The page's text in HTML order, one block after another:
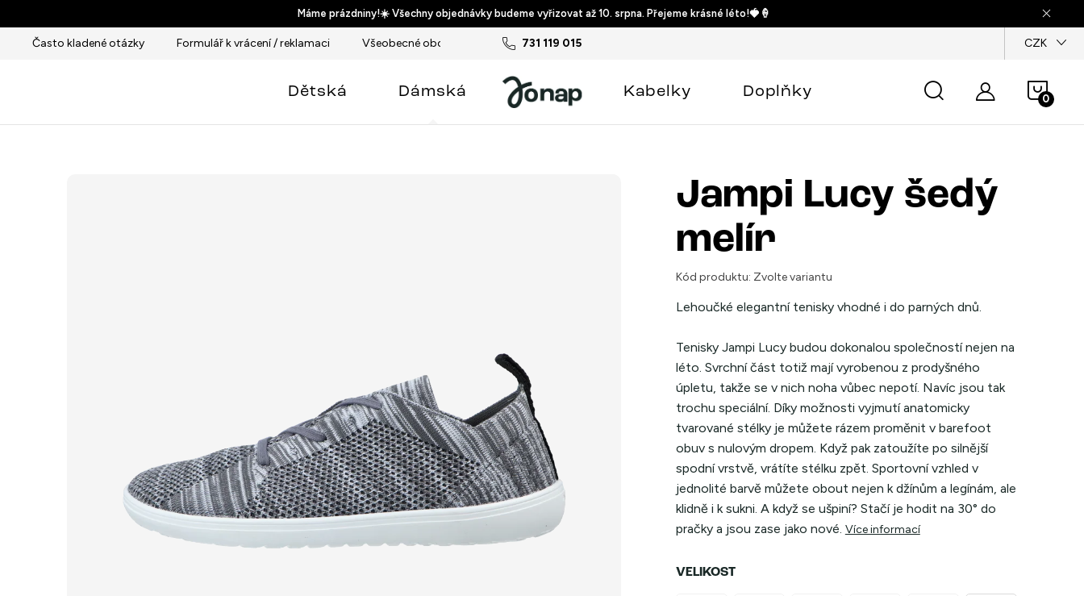
na
obsah
Máme prázdniny!☀️ Všechny objednávky budeme vyřizovat až 10. srpna. Přejeme krásné léto!🍓🍦
731 119 015
Často kladené otázky Formulář k vrácení / reklamaci Všeobecné obchodní podmínky Podmínky ochrany osobních údajů CZK
košík
Dětská Dámská Kabelky Doplňky
Jampi Lucy šedý
melír
Kód produktu: Zvolte variantu
Lehoučké elegantní tenisky vhodné i do parných dnů.
Tenisky Jampi Lucy budou dokonalou společností nejen na
léto. Svrchní část totiž mají vyrobenou z prodyšného
úpletu, takže se v nich noha vůbec nepotí. Navíc jsou tak
trochu speciální. Díky možnosti vyjmutí anatomicky
tvarované stélky je můžete rázem proměnit v barefoot
obuv s nulovým dropem. Když pak zatoužíte po silnější
spodní vrstvě, vrátíte stélku zpět. Sportovní vzhled v
jednolité barvě můžete obout nejen k džínům a legínám, ale
klidně i k sukni. A když se ušpiní? Stačí je hodit na 30° do
pračky a jsou zase jako nové. Více informací
VELIKOST